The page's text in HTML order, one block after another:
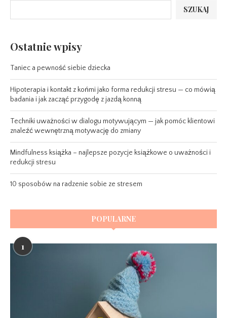
SZUKAJ
Ostatnie wpisy
Taniec a pewność siebie dziecka
Hipoterapia i kontakt z końmi jako forma redukcji stresu — co mówią
badania i jak zacząć przygodę z jazdą konną
Techniki uważności w dialogu motywującym — jak pomóc klientowi
znaleźć wewnętrzną motywację do zmiany
Mindfulness książka – najlepsze pozycje książkowe o uważności i
redukcji stresu
10 sposobów na radzenie sobie ze stresem
POPULARNE
1